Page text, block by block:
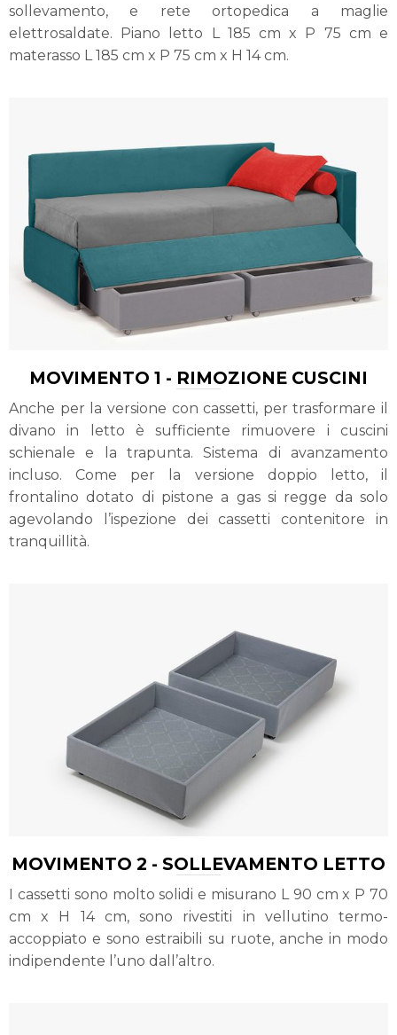
sollevamento, e rete ortopedica a maglie
elettrosaldate. Piano letto L 185 cm x P 75 cm e
materasso L 185 cm x P 75 cm x H 14 cm.
MOVIMENTO 1 - RIMOZIONE CUSCINI
Anche per la versione con cassetti, per trasformare il
divano in letto è sufficiente rimuovere i cuscini
schienale e la trapunta. Sistema di avanzamento
incluso. Come per la versione doppio letto, il
frontalino dotato di pistone a gas si regge da solo
agevolando l’ispezione dei cassetti contenitore in
tranquillità.
MOVIMENTO 2 - SOLLEVAMENTO LETTO
I cassetti sono molto solidi e misurano L 90 cm x P 70
cm x H 14 cm, sono rivestiti in vellutino termo-
accoppiato e sono estraibili su ruote, anche in modo
indipendente l’uno dall’altro.